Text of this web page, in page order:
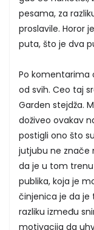
pesama, za
proslavile. Horor
puta, što je dva
Po komentarima
od svih. Ceo taj
Garden stejdža.
doživeo ovakav
postigli ono što
jutjubu ne znače
da je u tom
publika, koja je
činjenica je da je
razliku između
motivacija da